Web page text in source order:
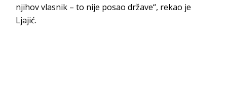
njihov vlasnik – to nije posao države“, rekao je
Ljajić.